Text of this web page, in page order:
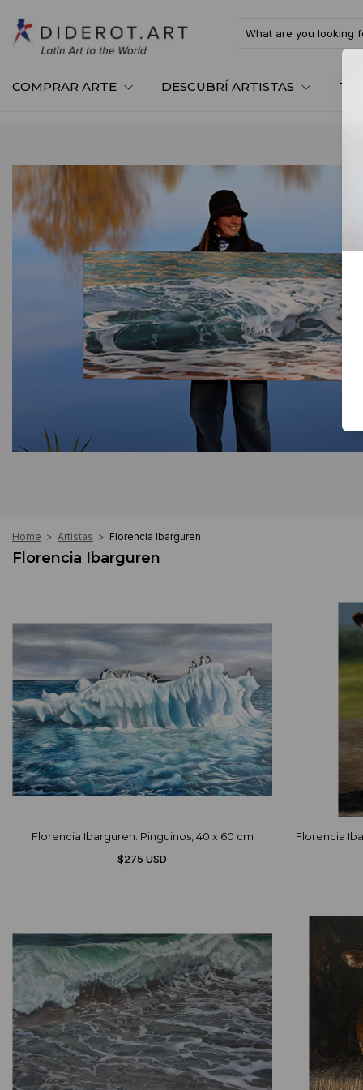
COMPRAR ARTE DESCUBRÍ ARTISTAS TE
Home > Artistas > Florencia Ibarguren
Florencia Ibarguren
Florencia Ibarguren. Pinguinos, 40 x 60 cm
$275 USD
Florencia